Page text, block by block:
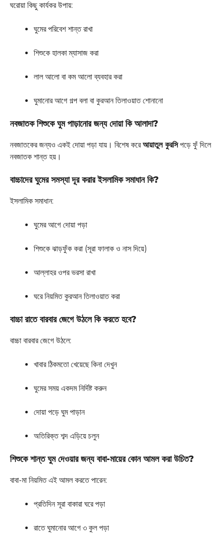
ঘরোয়া কিছু কার্যকর উপায়:
ঘুমের পরিবেশ শান্ত রাখা
শিশুকে হালকা ম্যাসাজ করা
লাল আলো বা কম আলো ব্যবহার করা
ঘুমানোর আগে গল্প বলা বা কুরআন তিলাওয়াত শোনানো
নবজাতক শিশুকে ঘুম পাড়ানোর জন্য দোয়া কি আলাদা?
নবজাতকের জন্যও একই দোয়া পড়া যায়। বিশেষ করেআয়াতুল কুরসিপড়ে ফুঁ দিলে
নবজাতক শান্ত হয়।
বাচ্চাদের ঘুমের সমস্যা দূর করার ইসলামিক সমাধান কি?
ইসলামিক সমাধান:
ঘুমের আগে দোয়া পড়া
শিশুকে ঝাড়ফুঁক করা (সূরা ফালাক ও নাস দিয়ে)
আল্লাহর ওপর ভরসা রাখা
ঘরে নিয়মিত কুরআন তিলাওয়াত করা
বাচ্চা রাতে বারবার জেগে উঠলে কি করতে হবে?
বাচ্চা বারবার জেগে উঠলে:
খাবার ঠিকমতো খেয়েছে কিনা দেখুন
ঘুমের সময় একদম নির্দিষ্ট করুন
দোয়া পড়ে ঘুম পাড়ান
অতিরিক্ত শব্দ এড়িয়ে চলুন
শিশুকে শান্ত ঘুম দেওয়ার জন্য বাবা-মায়ের কোন আমল করা উচিত?
বাবা-মা নিয়মিত এই আমল করতে পারেন:
প্রতিদিন সূরা বাকারা ঘরে পড়া
রাতে ঘুমানোর আগে ৩ কুল পড়া